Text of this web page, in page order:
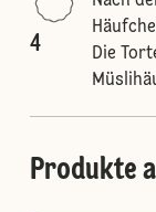
4
Die
Produkte